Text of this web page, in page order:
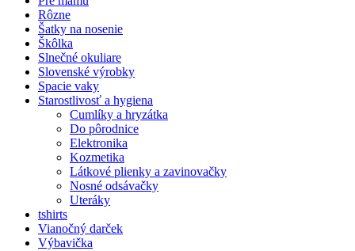
Rôzne
Šatky na nosenie
Škôlka
Slnečné okuliare
Slovenské výrobky
Spacie vaky
Starostlivosť a hygiena
Cumlíky a hryzátka
Do pôrodnice
Elektronika
Kozmetika
Látkové plienky a zavinovačky
Nosné odsávačky
Uteráky
tshirts
Vianočný darček
Výbavička